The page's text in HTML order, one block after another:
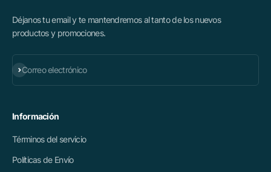
Déjanos tu email y te mantendremos al tanto de los nuevos
productos y promociones.
Correo electrónico
Suscribirse
Información
Términos del servicio
Políticas de Envío